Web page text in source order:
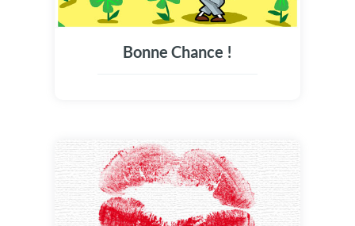
Bonne Chance !